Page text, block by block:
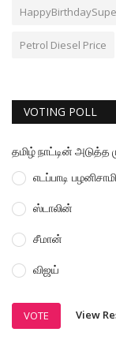
Petrol Diesel Price
VOTING POLL
தமிழ் நாட்டின் அடுத்த
எடப்பாடி பழனிசாமி
ஸ்டாலின்
சீமான்
விஜய்
VOTE View